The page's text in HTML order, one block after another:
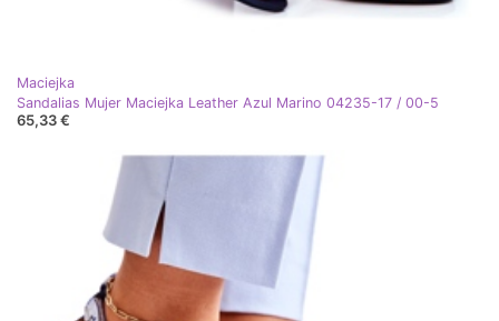
Maciejka
Sandalias Mujer Maciejka Leather Azul Marino 04235-17 / 00-5
65,33 €